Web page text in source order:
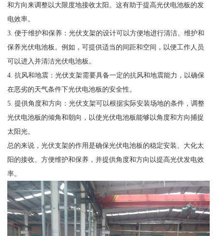
和方向来调整以大限度地接收太阳。这有助于提高光伏电池板的发
电效率。
3. 便于维护和保养：光伏支架的设计可以方便地进行清洁、维护和
保养光伏电池板。例如，可提供适当的间距和空间，以便工作人员
可以进入并清洁光伏电池板。
4. 抗风和地震：光伏支架需要具备一定的抗风和地震能力，以确保
在恶劣的天气条件下光伏电池板的安全性。
5. 提供角度和方向：光伏支架可以根据实际安装场地的条件，调整
光伏电池板的倾角和朝向，以使光伏电池板能够以角度和方向捕捉
太阳光。
总的来说，光伏支架的作用是确保光伏电池板的稳定安装、大化太
阳的接收、方便维护和保养，并提供角度和方向以提高光伏发电效
率。